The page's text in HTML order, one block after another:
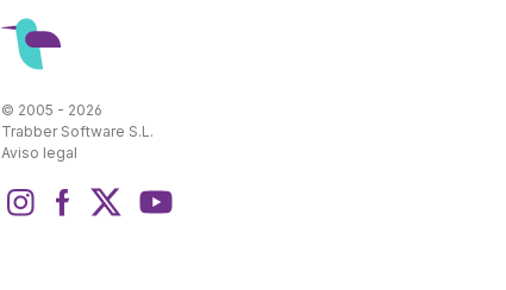
© 2005 - 2026
Trabber Software S.L.
Aviso legal